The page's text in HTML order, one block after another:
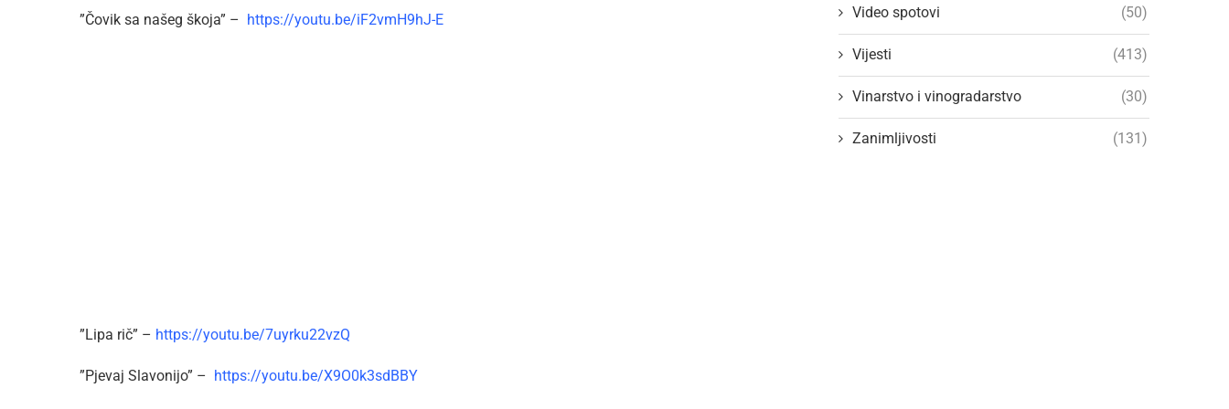
”Čovik sa našeg škoja” – https://youtu.be/iF2vmH9hJ-E
”Lipa rič” – https://youtu.be/7uyrku22vzQ
”Pjevaj Slavonijo” – https://youtu.be/X9O0k3sdBBY
Video spotovi (50)
Vijesti (413)
Vinarstvo i vinogradarstvo (30)
Zanimljivosti (131)